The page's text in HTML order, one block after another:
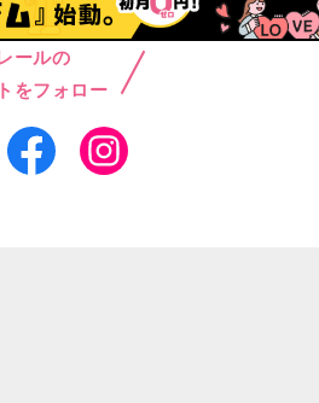
ールの
をフォロー